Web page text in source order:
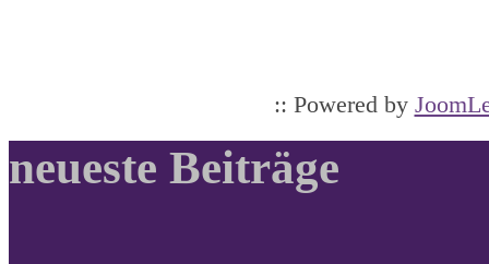
:: Powered by
neueste Beiträge